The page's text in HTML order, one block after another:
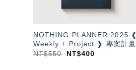
NOTHING PLANNER 2025 ❰
Weekly + Project ❱ 專案計畫
NT$550 NT$400